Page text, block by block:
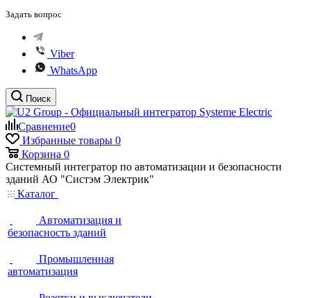
Задать вопрос
Viber
WhatsApp
Поиск
Сравнение0
Избранные товары 0
Корзина 0
Системный интегратор по автоматизации и безопасности
зданий АО "Систэм Электрик"
Каталог
Автоматизация и
безопасность зданий
Промышленная
автоматизация